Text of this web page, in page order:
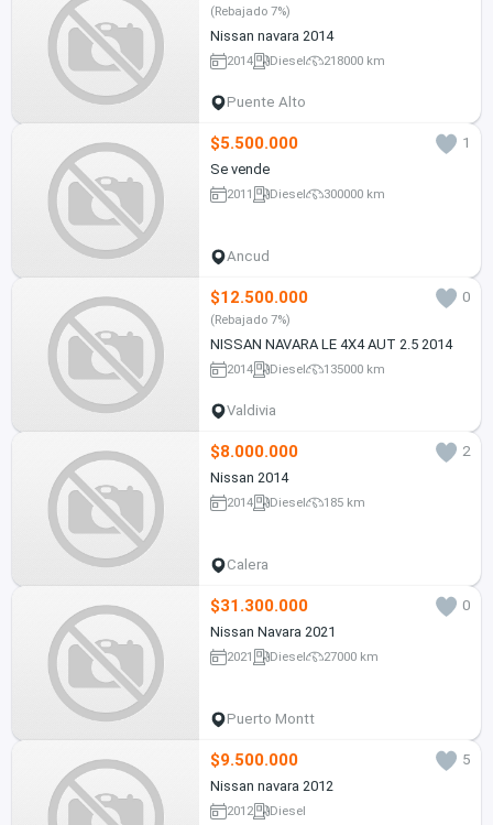
(Rebajado 7%)
Nissan navara 2014
2014 Diesel 218000 km
Puente Alto
$5.500.000
1
Se vende
2011 Diesel 300000 km
Ancud
$12.500.000 0
(Rebajado 7%)
NISSAN NAVARA LE 4X4 AUT 2.5 2014
2014 Diesel 135000 km
Valdivia
$8.000.000
2
Nissan 2014
2014 Diesel 185 km
Calera
$31.300.000
0
Nissan Navara 2021
2021 Diesel 27000 km
Puerto Montt
$9.500.000
5
Nissan navara 2012
2012 Diesel